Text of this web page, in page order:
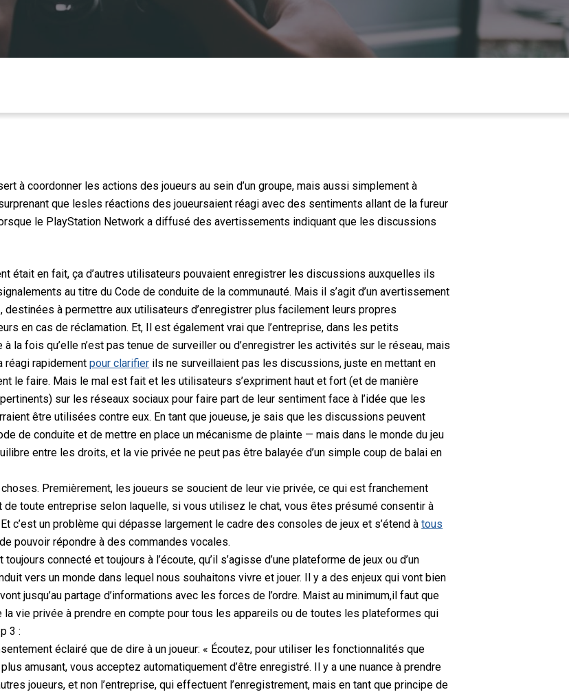
à coordonner les actions des joueurs au sein d’un groupe, mais aussi simplement à
que lesles réactions des joueursaient réagi avec des sentiments allant de la fureur
le PlayStation Network a diffusé des avertissements indiquant que les discussions
étaiten fait, ça d’autres utilisateurs pouvaient enregistrer les discussions auxquelles ils
au titre du Code de conduite de la communauté. Mais il s’agit d’un avertissement
à permettre aux utilisateurs d’enregistrer plus facilement leurs propres
en cas de réclamation. Et, Il est également vrai que l’entreprise, dans les petits
la fois qu’elle n’est pas tenue de surveiller ou d’enregistrer les activités sur le réseau, mais
réagi rapidementpour clarifier ils ne surveillaient pas les discussions, justeen mettant en
le faire. Mais le mal est fait et les utilisateurs s’expriment haut et fort (et de manière
sur les réseaux sociaux pour faire part de leur sentiment face à l’idée que les
être utilisées contre eux. En tant que joueuse, je sais que les discussions peuvent
de conduite et de mettre en place un mécanisme de plainte — mais dans le monde du jeu
entre les droits, et la vie privée ne peut pas être balayée d’un simple coup de balai en
Premièrement, les joueurs se soucient de leur vie privée, ce qui est franchement
de toute entreprise selon laquelle, si vous utilisez le chat, vous êtes présumé consentir à
c’est un problème qui dépasse largement le cadre des consoles de jeux et s’étend àtous
pouvoir répondre à des commandes vocales.
connecté et toujours à l’écoute, qu’il s’agisse d’une plateforme de jeux ou d’un
vers un monde dans lequel nous souhaitons vivre et jouer. Il y a des enjeux qui vont bien
jusqu’au partage d’informations avec les forces de l’ordre. Maist au minimum,il faut que
la vie privéeà prendre en compte pour tous les appareils ou de toutes les plateformes qui
3:
éclairé que de dire à unjoueur: « Écoutez, pour utiliser les fonctionnalités que
amusant, vous acceptez automatiquement d’être enregistré. Il y a une nuance à prendre
joueurs, et non l’entreprise, qui effectuent l’enregistrement, mais en tant que principe de